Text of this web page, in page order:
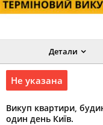
Детали
Не указана
Викуп квартири,
один день Київ.